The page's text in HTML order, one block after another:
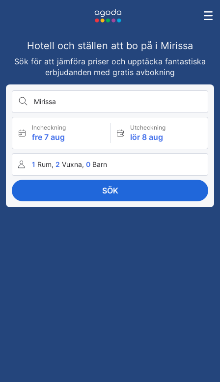
Hotell och ställen att bo på i Mirissa
Sök för att jämföra priser och upptäcka fantastiska
erbjudanden med gratis avbokning
Mirissa
Incheckning
fre 7 aug
Utcheckning
lör 8 aug
1 Rum, 2 Vuxna, 0 Barn
SÖK